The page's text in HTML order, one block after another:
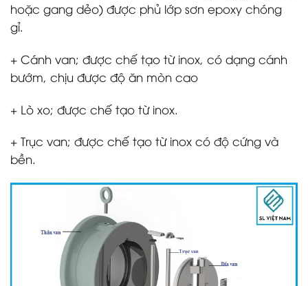
hoặc gang dẻo) được phủ lớp sơn epoxy chóng
gỉ.
+ Cánh van; được chế tạo từ inox, có dạng cánh
bướm, chịu được độ ăn mòn cao
+ Lò xo; được chế tạo từ inox.
+ Trục van; được chế tạo từ inox có độ cứng và
bền.